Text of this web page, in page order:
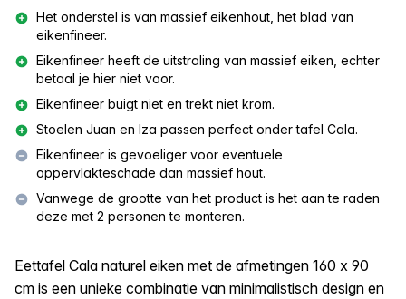
Het onderstel is van massief eikenhout, het blad van
eikenfineer.
Eikenfineer heeft de uitstraling van massief eiken, echter
betaal je hier niet voor.
Eikenfineer buigt niet en trekt niet krom.
Stoelen Juan en Iza passen perfect onder tafel Cala.
Eikenfineer is gevoeliger voor eventuele
oppervlakteschade dan massief hout.
Vanwege de grootte van het product is het aan te raden
deze met 2 personen te monteren.
Eettafel Cala naturel eiken met de afmetingen 160 x 90
cm is een unieke combinatie van minimalistisch design en